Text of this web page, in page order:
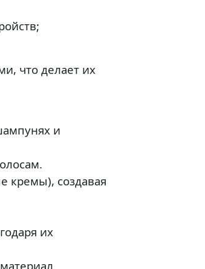
что делает их
и
кремы), создавая
их